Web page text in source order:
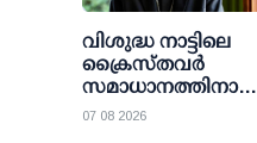
വിശുദ്ധ നാട്ടിലെ
ക്രൈസ്തവർ
സമാധാനത്തിനായി
കേഴുന്നു:
07 08 2026